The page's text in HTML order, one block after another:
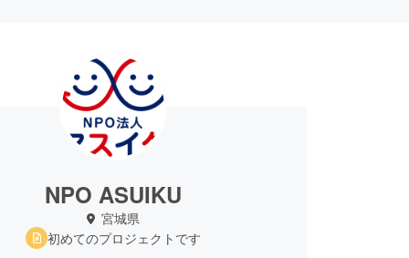
NPO ASUIKU
宮城県
初めてのプロジェクトです